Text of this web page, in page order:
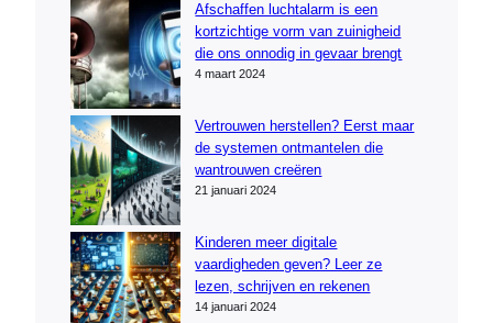
Afschaffen luchtalarm is een
kortzichtige vorm van zuinigheid
die ons onnodig in gevaar brengt
4 maart 2024
Vertrouwen herstellen? Eerst maar
de systemen ontmantelen die
wantrouwen creëren
21 januari 2024
Kinderen meer digitale
vaardigheden geven? Leer ze
lezen, schrijven en rekenen
14 januari 2024